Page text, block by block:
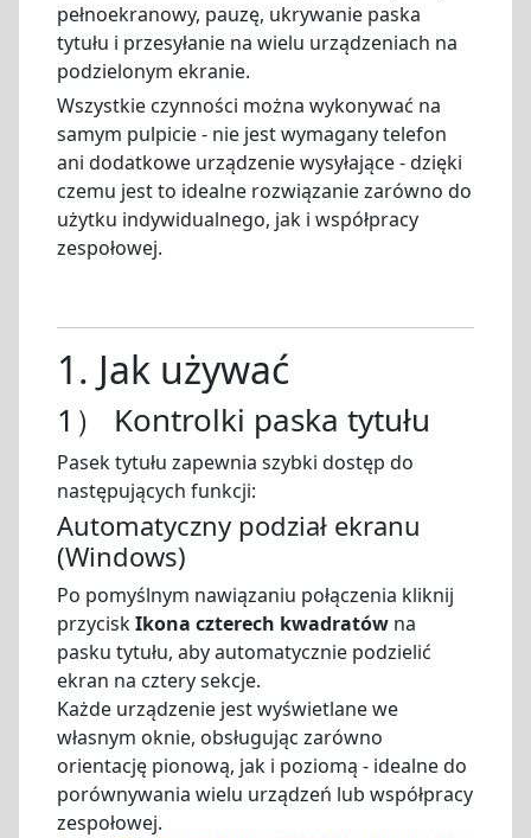
pełnoekranowy, pauzę, ukrywanie paska
tytułu i przesyłanie na wielu urządzeniach na
podzielonym ekranie.
Wszystkie czynności można wykonywać na
samym pulpicie - nie jest wymagany telefon
ani dodatkowe urządzenie wysyłające - dzięki
czemu jest to idealne rozwiązanie zarówno do
użytku indywidualnego, jak i współpracy
zespołowej.
1. Jak używać
1） Kontrolki paska tytułu
Pasek tytułu zapewnia szybki dostęp do
następujących funkcji:
Automatyczny podział ekranu
(Windows)
Po pomyślnym nawiązaniu połączenia kliknij
przyciskIkona czterech kwadratów na
pasku tytułu, aby automatycznie podzielić
ekran na cztery sekcje.
Każde urządzenie jest wyświetlane we
własnym oknie, obsługując zarówno
orientację pionową, jak i poziomą - idealne do
porównywania wielu urządzeń lub współpracy
zespołowej.